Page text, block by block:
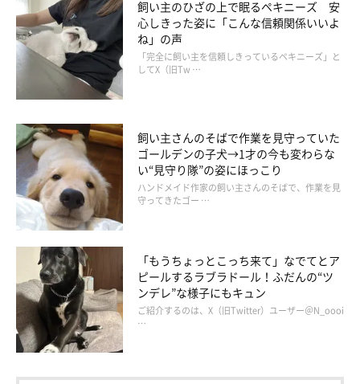
飼い主のひざの上で眠るペキニーズ 安
心しきった姿に「こんな信頼関係いいよ
ね」の声
「完全に飼い主を信頼しきっているペキニーズ」と
してX（旧Tw …
飼い主さんのそばで作業を見守っていた
ゴールデンの子犬→1才の今も変わらな
い“見守り隊”の姿にほっこり
ハンドメイド作家の飼い主さんのそばで、作業を見
守ってきたゴー …
「もうちょっとこっち来て」なでてとア
ピールするラブラドール！ふだんの“ツ
ンデレ”な様子にもキュン
ご紹介するのは、X（旧Twitter）ユーザー＠N_oooi
…